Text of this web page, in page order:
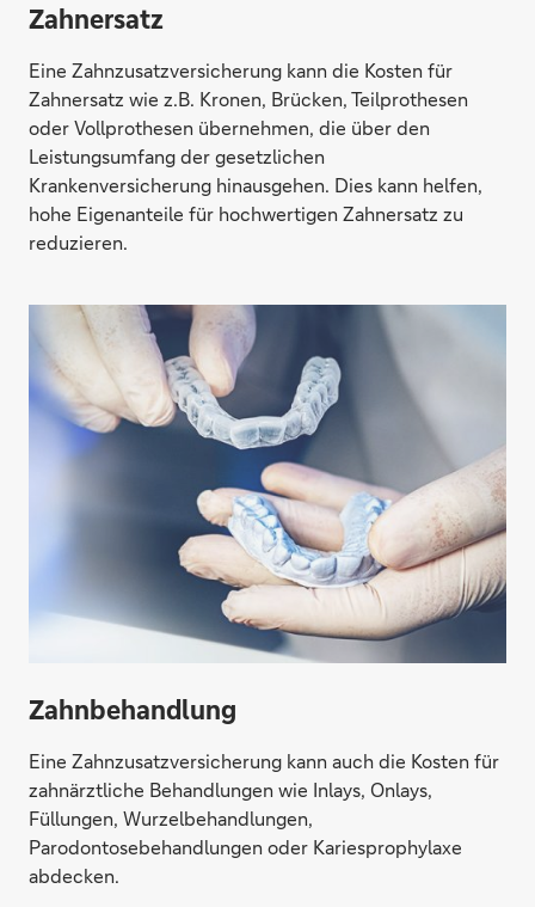
Zahnersatz
Eine Zahnzusatzversicherung kann die Kosten für
Zahnersatz wie z.B. Kronen, Brücken, Teilprothesen
oder Vollprothesen übernehmen, die über den
Leistungsumfang der gesetzlichen
Krankenversicherung hinausgehen. Dies kann helfen,
hohe Eigenanteile für hochwertigen Zahnersatz zu
reduzieren.
Zahnbehandlung
Eine Zahnzusatzversicherung kann auch die Kosten für
zahnärztliche Behandlungen wie Inlays, Onlays,
Füllungen, Wurzelbehandlungen,
Parodontosebehandlungen oder Kariesprophylaxe
abdecken.